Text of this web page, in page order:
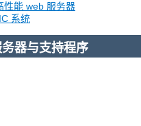
性能 web 服务器
系统
器与支持程序